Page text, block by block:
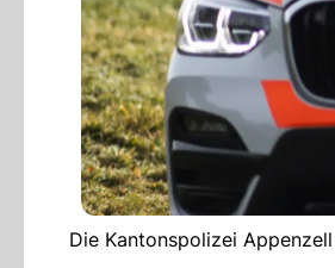
Die Kantonspolizei